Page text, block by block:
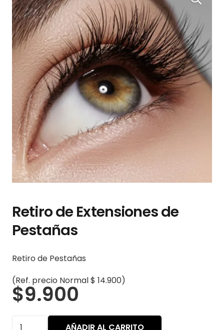
Retiro de Extensiones de
Pestañas
Retiro de Pestañas
(Ref. precio Normal $ 14.900)
$9.900
Retiro
AÑADIR AL CARRITO